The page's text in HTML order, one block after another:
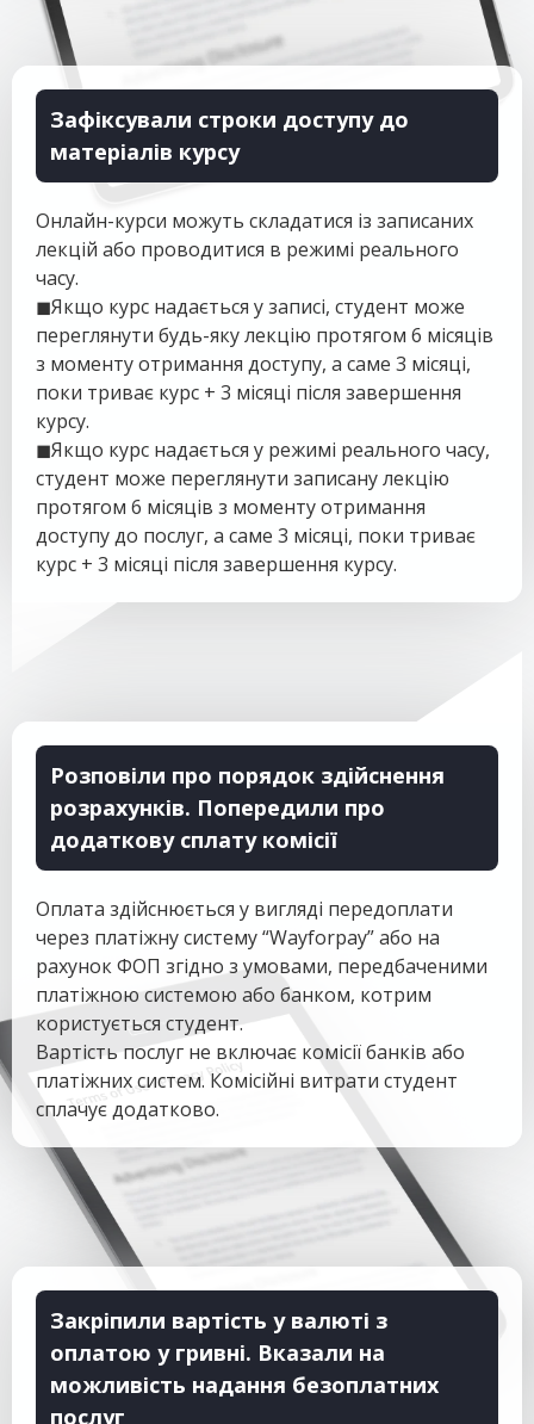
Зафіксували строки доступу до
матеріалів курсу
Онлайн-курси можуть складатися із записаних
лекцій або проводитися в режимі реального
часу.
◼Якщо курс надається у записі, студент може
переглянути будь-яку лекцію протягом 6 місяців
з моменту отримання доступу, а саме 3 місяці,
поки триває курс + 3 місяці після завершення
курсу.
◼Якщо курс надається у режимі реального часу,
студент може переглянути записану лекцію
протягом 6 місяців з моменту отримання
доступу до послуг, а саме 3 місяці, поки триває
курс + 3 місяці після завершення курсу.
Розповіли про порядок здійснення
розрахунків. Попередили про
додаткову сплату комісії
Оплата здійснюється у вигляді передоплати
через платіжну систему “Wayforpay” або на
рахунок ФОП згідно з умовами, передбаченими
платіжною системою або банком, котрим
користується студент.
Вартість послуг не включає комісії банків або
платіжних систем. Комісійні витрати студент
сплачує додатково.
Закріпили вартість у валюті з
оплатою у гривні. Вказали на
можливість надання безоплатних
послуг